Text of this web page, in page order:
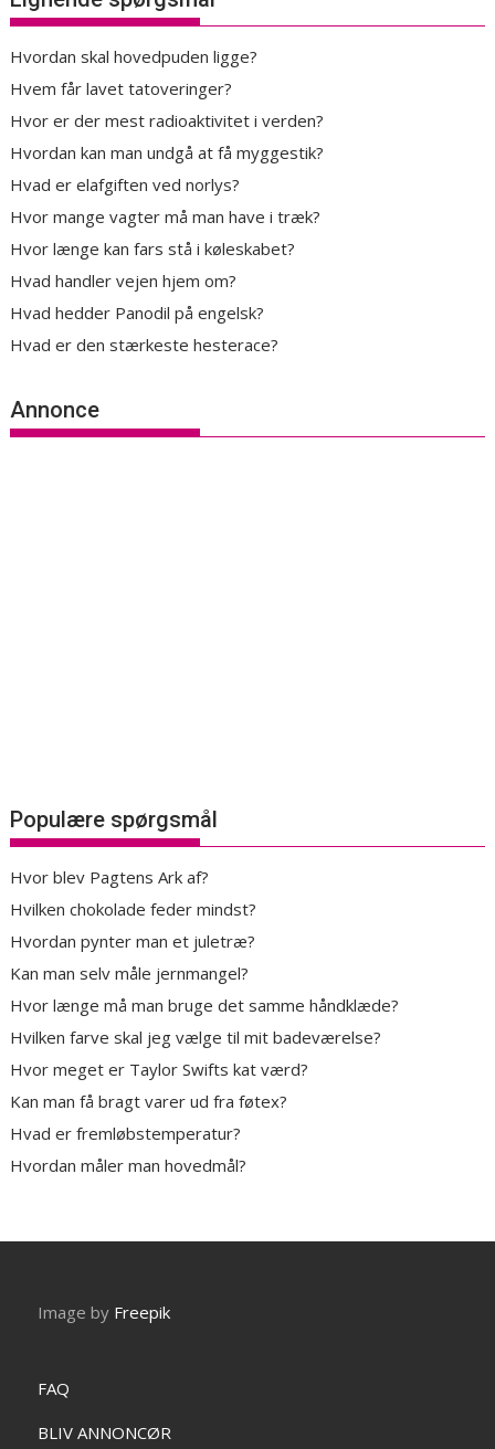
Hvordan skal hovedpuden ligge?
Hvem får lavet tatoveringer?
Hvor er der mest radioaktivitet i verden?
Hvordan kan man undgå at få myggestik?
Hvad er elafgiften ved norlys?
Hvor mange vagter må man have i træk?
Hvor længe kan fars stå i køleskabet?
Hvad handler vejen hjem om?
Hvad hedder Panodil på engelsk?
Hvad er den stærkeste hesterace?
Annonce
Populære spørgsmål
Hvor blev Pagtens Ark af?
Hvilken chokolade feder mindst?
Hvordan pynter man et juletræ?
Kan man selv måle jernmangel?
Hvor længe må man bruge det samme håndklæde?
Hvilken farve skal jeg vælge til mit badeværelse?
Hvor meget er Taylor Swifts kat værd?
Kan man få bragt varer ud fra føtex?
Hvad er fremløbstemperatur?
Hvordan måler man hovedmål?
Image by Freepik
FAQ
BLIV ANNONCØR